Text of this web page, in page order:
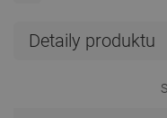
Detaily produktu